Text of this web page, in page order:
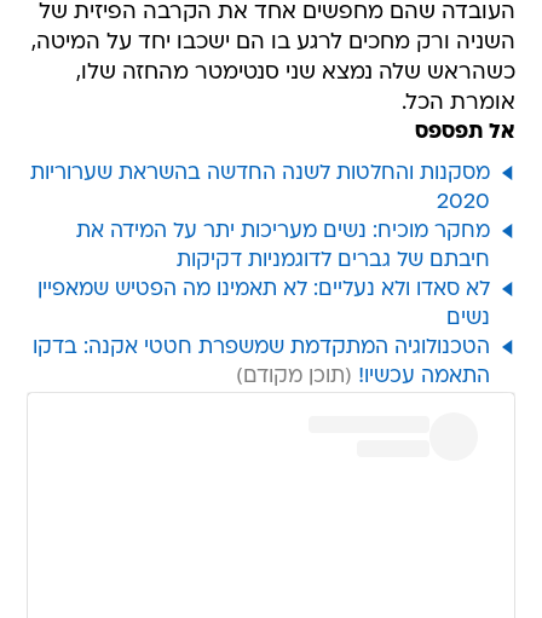
העובדה שהם מחפשים אחד את הקרבה הפיזית של
השניה ורק מחכים לרגע בו הם ישכבו יחד על המיטה,
כשהראש שלה נמצא שני סנטימטר מהחזה שלו,
אומרת הכל.
אל תפספס
מסקנות והחלטות לשנה החדשה בהשראת שערוריות
2020
מחקר מוכיח: נשים מעריכות יתר על המידה את
חיבתם של גברים לדוגמניות דקיקות
לא סאדו ולא נעליים: לא תאמינו מה הפטיש שמאפיין
נשים
הטכנולוגיה המתקדמת שמשפרת חטטי אקנה: בדקו
התאמה עכשיו!